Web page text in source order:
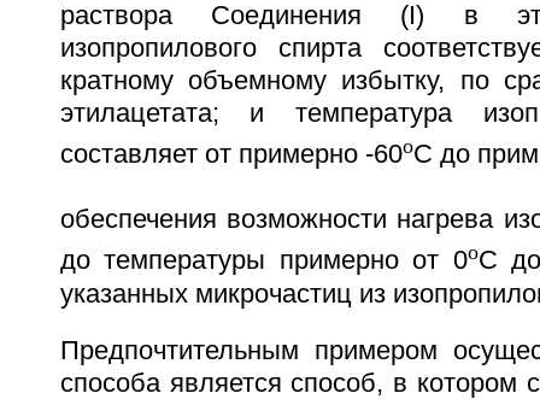
раствора Соединения (I) в
изопропилового спирта
кратному объемному избытку, по
этилацетата; и температура
составляет от примерно -60oС до
обеспечения возможности нагрева
до температуры примерно от 0oС
указанных микрочастиц из
Предпочтительным примером
способа является способ, в котором